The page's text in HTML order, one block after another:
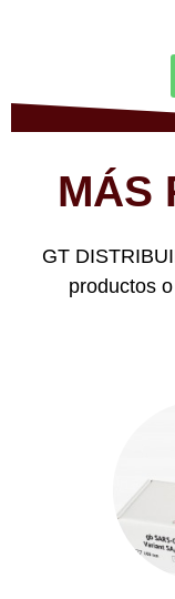
MÁS
GT
productos